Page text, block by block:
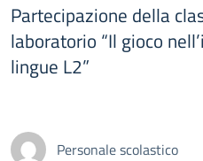
Partecipazione della
laboratorio “Il gioco
lingue L2”
Personale scolastico